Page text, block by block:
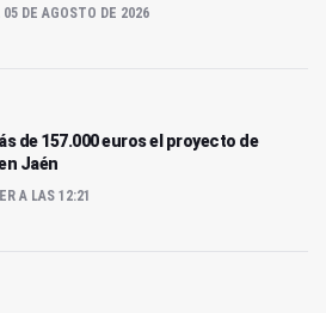
05 DE AGOSTO DE 2026
de 157.000 euros el proyecto de
Jaén
A LAS 12:21